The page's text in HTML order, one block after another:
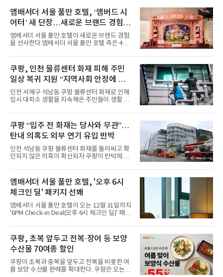
력을 앞세워 매 무대 색다른 볼거리를 선사했다.
특히 화사한 파스텔 톤의 비치웨어부터 청량한
마린룩, 햇살 아래 반짝이는 물결을 연상시키는
스커트, 강렬한 붉은 계열의 스타일링까지 각기
다른 매력을 선보였다. 브브걸은 다채로운 여름
패션을 완벽하게 소화하며 보
앰배서더 서울 풀만 호텔, ‘앰버드 시
어터’ 새 단장…새로운 브랜드 경험 선
사
앰배서더 서울 풀만 호텔이 새로운 브랜드 경험
을 선사한다.앰배서더 서울 풀만 호텔 측은 4일
이야기를 담은 인형 극장 콘셉트의 공간 ‘앰버드
시어터(Ambird Theater)’를 새롭게 선보인
다”고 밝혔다.앰배서더 서울 풀만 호텔은 로비
한편에 마련된 앰버드 존을 통해 앰버드의 세계
관을 소개해왔다. 앰버드 존은 앰버드가 우주여
행 중 수집한 다양한 굿즈를 전시한 '앰버드 플래
닛(Ambird Planet)과 계절별 플라워 연출로 사
라 극장을 모티브로 한 데코레이션으로 구성됐
다. 무대 공간 및 티켓 박스
쿠팡, 인천 물류센터 화재 피해 주민
일상 복귀 지원 “지역사회 안정에 총
력”
인천 서해구 석남동 쿠팡 물류센터 화재로 인해
임시 대피소 생활을 지속해온 주민들이 생활 터
필먼트서비스(CFS)가 지난 28일부터 화재 피해
주민을 대상으로 전문 출장 청소서비스 지원에
나섬으로써 본격적인 지역사회 복구 작업이 시
작된 것이다.대피소 주민 중심 청소 접수, 첫날
부터 2가구 지원 완료CFS는 신현초등학교, 신
현북초등학교, 신현여자중학교 등 인천 서해구
관내 임시 대피소 3곳에서 체류해온 화재 피해
민들의 호응 속에 CFS는 즉시 행동에 나섰다. 지
난 28일 오후 전문 청소업체와
쿠팡 “입주 전 화재는 당사와 무관”…
탄내 의혹도 외부 연기 유입 반박
인천 석남동 쿠팡 물류센터 화재를 둘러싸고 확
인되지 않은 의혹이 확산되자 쿠팡이 반박에 나
에 대해서는 외부 화재 연기 유입이라고 설명했
고, 2023년 같은 물류센터에서 발생한 화재에
대해서도 쿠팡 입주 전 공사 과정에서 벌어진 일
이라며 선을 그었다.쿠팡은 21일 인천 물류센터
내부에서 불이 타는 냄새가 났다는 의혹과 관련
해 “사실무근”이라는 입장을 밝혔다.회사 측은
“인근에서 지난 15일 다른 회사에서 발생한 대
것으로 확인됐다”고 설명했다.이어 “정확한 화
재 원인은 추후 조사될
앰배서더 서울 풀만 호텔, '오후 6시
체크인 딜' 패키지 선봬
앰배서더 서울 풀만 호텔이 오는 12월 31일까지
'6PM Check-in Deal(오후 6시 체크인 딜)' 패키
으로 여유로운 저녁 시간부터 호텔 스테이를 시
작할 수 있도록 준비됐다.앰배서더 서울 풀만 호
텔 측은 “퇴근 후 또는 주말 도심 속에서 짧지만
온전한 휴식을 원하는 고객들에게 특별한 경험
을 제공한다”고 밝혔다.패키지는 디럭스와 이그
제큐티브 두 가지 타입으로 구성된다. 디럭스 패
키지는 객실 1박(룸 온리)으로 심플한 호캉스를
쿠팡, 초복 앞두고 전복·장어 등 보양
수산물 70여종 할인
쿠팡이 초복과 중복을 앞두고 전복을 비롯한 여
름 보양 수산물 판매를 확대한다. 쿠팡은 오는